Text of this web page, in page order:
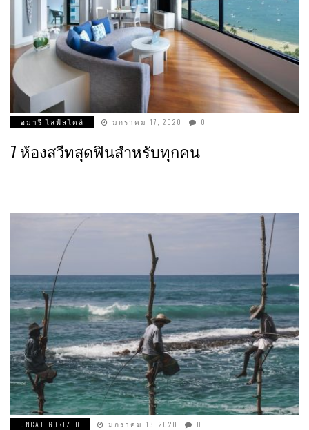
อมารี ไลฟ์สไตล์ มกราคม 17, 2020 0
7 ห้องสวีทสุดฟินสำหรับทุกคน
UNCATEGORIZED มกราคม 13, 2020 0